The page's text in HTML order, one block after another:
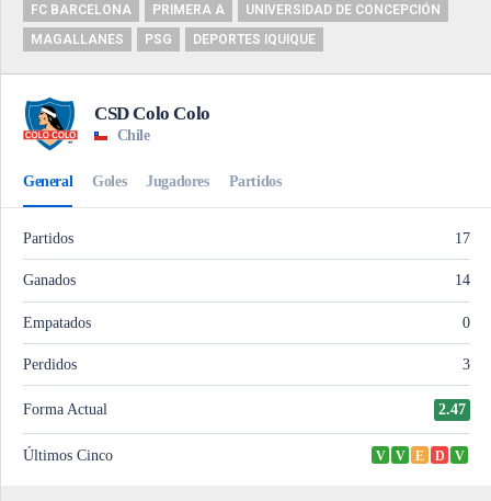
FC BARCELONA
PRIMERA A
UNIVERSIDAD DE CONCEPCIÓN
MAGALLANES
PSG DEPORTES IQUIQUE